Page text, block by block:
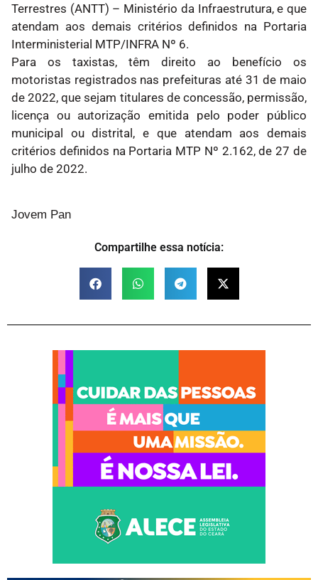
Terrestres (ANTT) – Ministério da Infraestrutura, e que
atendam aos demais critérios definidos na Portaria
Interministerial MTP/INFRA Nº 6.
Para os taxistas, têm direito ao benefício os
motoristas registrados nas prefeituras até 31 de maio
de 2022, que sejam titulares de concessão, permissão,
licença ou autorização emitida pelo poder público
municipal ou distrital, e que atendam aos demais
critérios definidos na Portaria MTP Nº 2.162, de 27 de
julho de 2022.
Jovem Pan
Compartilhe essa notícia: